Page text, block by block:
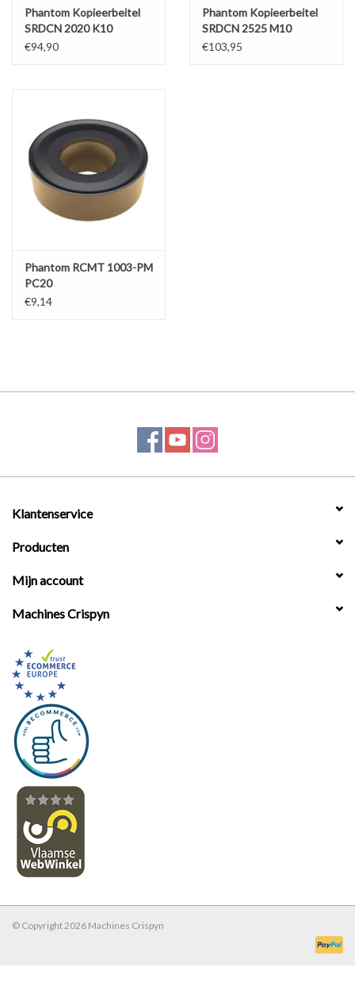
Phantom Kopieerbeitel
SRDCN 2020 K10
€94,90
Phantom Kopieerbeitel
SRDCN 2525 M10
€103,95
Phantom RCMT 1003-PM
PC20
€9,14
Klantenservice
Producten
Mijn account
Machines Crispyn
© Copyright 2026 Machines Crispyn